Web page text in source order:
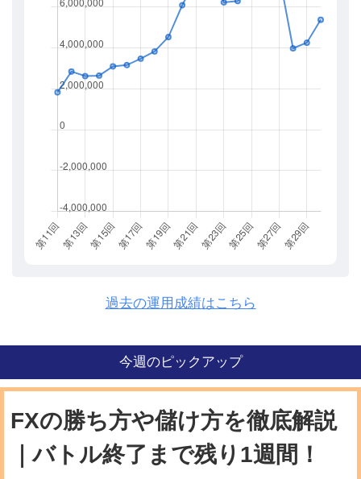
過去の運用成績はこちら
今週のピックアップ
FXの勝ち方や儲け方を徹底解説
｜バトル終了まで残り1週間！